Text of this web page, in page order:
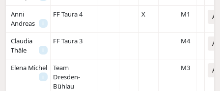
Anni
Andreas
i
FF Taura 4 X M1
Claudia
Thäle
i
FF Taura 3 M4
Elena Michel
i
Team
Dresden-
Bühlau
M3